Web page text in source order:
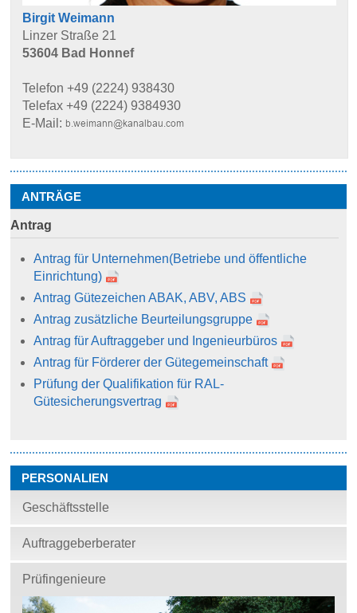
Birgit Weimann
Linzer Straße 21
53604 Bad Honnef
Telefon +49 (2224) 938430
Telefax +49 (2224) 9384930
E-Mail:
ANTRÄGE
Antrag
Antrag für Unternehmen(Betriebe und öffentliche
Einrichtung)
Antrag Gütezeichen ABAK, ABV, ABS
Antrag zusätzliche Beurteilungsgruppe
Antrag für Auftraggeber und Ingenieurbüros
Antrag für Förderer der Gütegemeinschaft
Prüfung der Qualifikation für RAL-
Gütesicherungsvertrag
PERSONALIEN
Geschäftsstelle
Auftraggeberberater
Prüfingenieure